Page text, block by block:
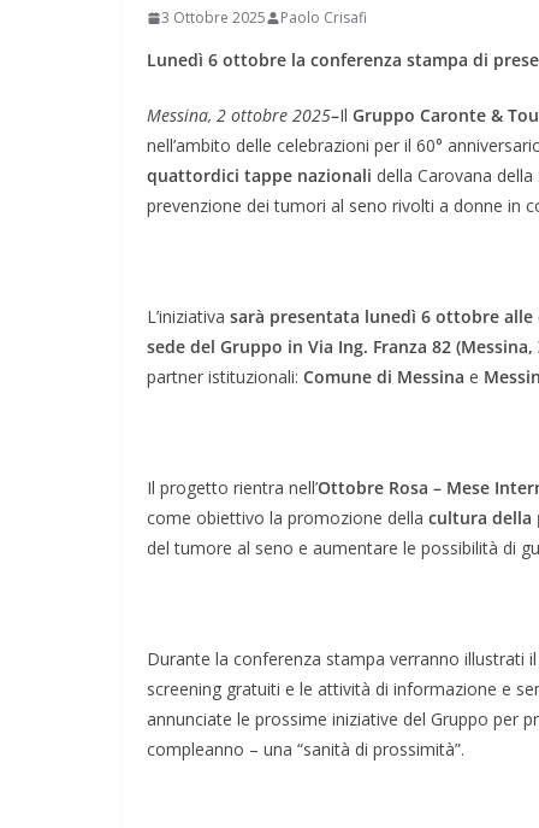
3 Ottobre 2025 Paolo Crisafi
Lunedì 6 ottobre la conferenza stampa di
Messina, 2 ottobre 2025–Il Gruppo Caronte &
nell’ambito delle celebrazioni per il 60°
quattordici tappe nazionali della Carovana
prevenzione dei tumori al seno rivolti a donne in
L’iniziativa sarà presentata lunedì 6 ottobre alle
sede del Gruppo in Via Ing. Franza 82 (Messina,
partner istituzionali: Comune di Messina e
Il progetto rientra nell’Ottobre Rosa – Mese
come obiettivo la promozione della cultura della
del tumore al seno e aumentare le possibilità di
Durante la conferenza stampa verranno illustrati
screening gratuiti e le attività di informazione e
annunciate le prossime iniziative del Gruppo per
compleanno – una “sanità di prossimità”.